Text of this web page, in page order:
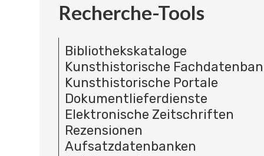
Recherche-Tools
Bibliothekskataloge
Kunsthistorische
Kunsthistorische Portale
Dokumentlieferdienste
Elektronische Zeitschriften
Rezensionen
Aufsatzdatenbanken